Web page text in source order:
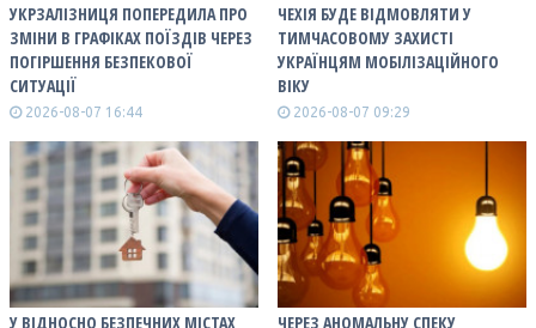
УКРЗАЛІЗНИЦЯ ПОПЕРЕДИЛА ПРО
ЗМІНИ В ГРАФІКАХ ПОЇЗДІВ ЧЕРЕЗ
ПОГІРШЕННЯ БЕЗПЕКОВОЇ
СИТУАЦІЇ
2026-08-07 16:44
ЧЕХІЯ БУДЕ ВІДМОВЛЯТИ У
ТИМЧАСОВОМУ ЗАХИСТІ
УКРАЇНЦЯМ МОБІЛІЗАЦІЙНОГО
ВІКУ
2026-08-07 09:29
У ВІДНОСНО БЕЗПЕЧНИХ МІСТАХ ЧЕРЕЗ АНОМАЛЬНУ СПЕКУ